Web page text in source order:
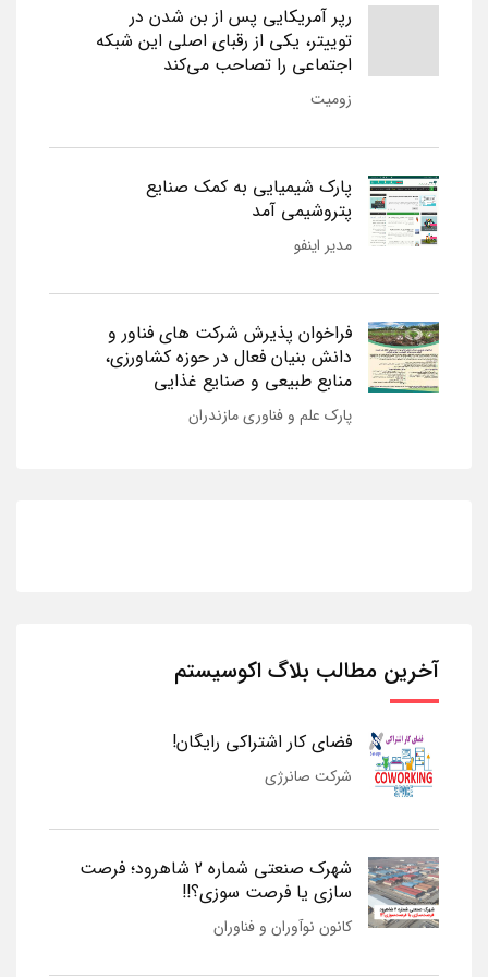
رپر آمریکایی پس از بن شدن در
توییتر، یکی از رقبای اصلی این شبکه
اجتماعی را تصاحب می‌کند
زومیت
پارک شیمیایی به کمک صنایع
پتروشیمی آمد
مدیر اینفو
فراخوان پذیرش شرکت های فناور و
دانش بنیان فعال در حوزه کشاورزی،
منابع طبیعی و صنایع غذایی
پارک علم و فناوری مازندران
آخرین مطالب بلاگ اکوسیستم
فضای کار اشتراکی رایگان!
شرکت صانرژی
شهرک صنعتی شماره 2 شاهرود؛ فرصت
سازی یا فرصت سوزی؟!!
کانون نوآوران و فناوران